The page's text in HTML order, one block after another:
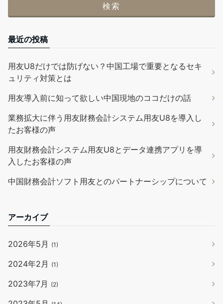
最近の投稿
用友U8だけでは防げない？中国工場で重要となるセキ
ュリティ対策とは
用友導入前に知って欲しい中国現地のココだけの話
業務拡大に伴う用友財務会計システム用友U8を導入し
たお客様の声
用友財務会計システム用友U8とデータ連携アプリを導
入したお客様の声
中国財務会計ソフト用友とのパートナーシップについて
アーカイブ
2026年5月 (1)
2024年2月 (1)
2023年7月 (2)